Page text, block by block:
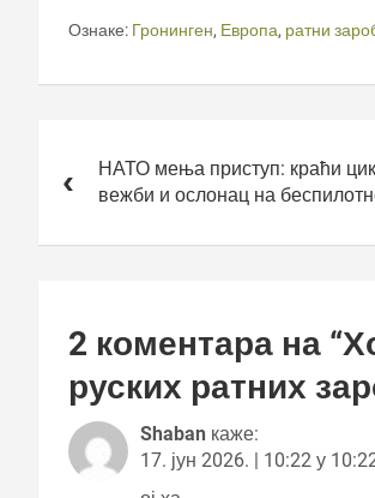
Ознаке: Гронинген, Европа, ратни
чланкаНАТО мења приступ: краћи
вежби и ослонац на
2 коментара на “
руских ратних
Shaban каже:
17. јун 2026. | 10:22 у